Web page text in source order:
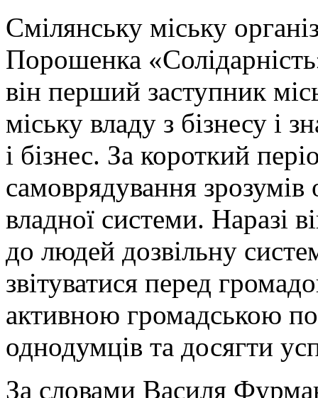
Смілянську міську
Порошенка
він перший заступник
міську владу з бізнесу і
і бізнес. За короткий
самоврядування зрозумів
владної системи. Наразі
до людей дозвільну
звітуватися перед
активною громадською
однодумців та досягти
За словами Василя